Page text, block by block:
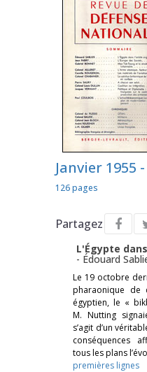
Janvier 1955 -
126 pages
Partagez
L'Égypte
- Édouard
Le 19 octobre
pharaonique
égyptien, le «
M. Nutting
s’agit d’un
conséquences
tous les plans
premières lignes